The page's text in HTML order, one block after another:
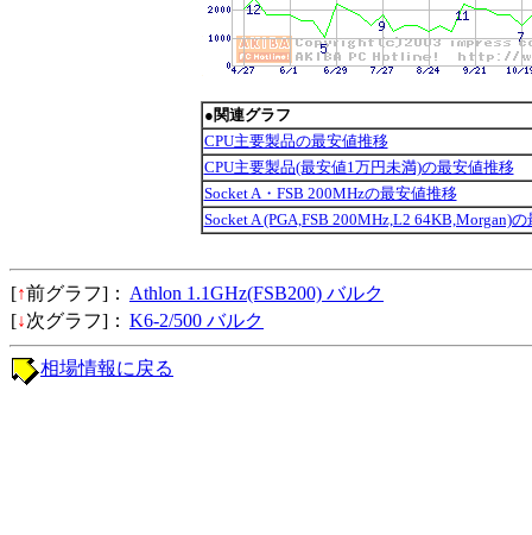
●関連グラフ
CPU主要製品の最安値推移
CPU主要製品(最安値1万円未満)の最安値推移
Socket A・FSB 200MHzの最安値推移
Socket A (PGA,FSB 200MHz,L2 64KB,Morgan)
[↑前グラフ]： Athlon 1.1GHz(FSB200) バルク
[↓次グラフ]： K6-2/500 バルク
相場情報に戻る